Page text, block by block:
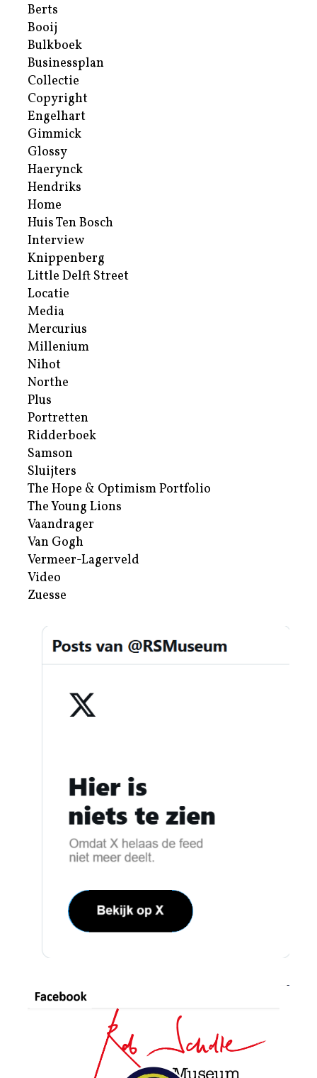
Berts
Booij
Bulkboek
Businessplan
Collectie
Copyright
Engelhart
Gimmick
Glossy
Haerynck
Hendriks
Home
Huis Ten Bosch
Interview
Knippenberg
Little Delft Street
Locatie
Media
Mercurius
Millenium
Nihot
Northe
Plus
Portretten
Ridderboek
Samson
Sluijters
The Hope & Optimism Portfolio
The Young Lions
Vaandrager
Van Gogh
Vermeer-Lagerveld
Video
Zuesse